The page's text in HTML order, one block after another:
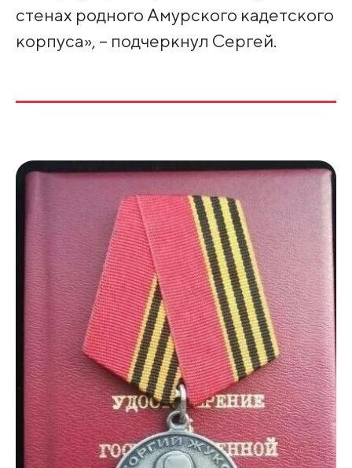
стенах родного Амурского кадетского
корпуса», – подчеркнул Сергей.